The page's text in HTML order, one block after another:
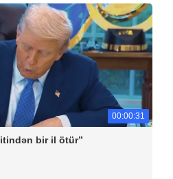
00:00:31
bir il ötür”